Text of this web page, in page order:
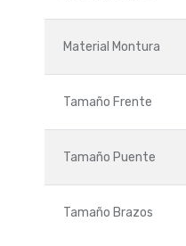
Material Montura
Tamaño Frente
Tamaño Puente
Tamaño Brazos